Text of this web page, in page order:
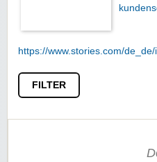
https://www.stories.com/de_de/
FILTER